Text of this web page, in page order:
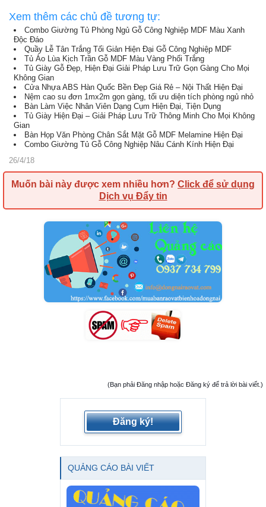
Xem thêm các chủ đề tương tự:
Combo Giường Tủ Phòng Ngủ Gỗ Công Nghiệp MDF Màu Xanh
Độc Đáo
Quầy Lễ Tân Trắng Tối Giản Hiện Đại Gỗ Công Nghiệp MDF
Tủ Áo Lùa Kịch Trần Gỗ MDF Màu Vàng Phối Trắng
Tủ Giày Gỗ Đẹp, Hiện Đại Giải Pháp Lưu Trữ Gọn Gàng Cho Mọi
Không Gian
Cửa Nhựa ABS Hàn Quốc Bền Đẹp Giá Rẻ – Nội Thất Hiện Đại
Nệm cao su đơn 1mx2m gọn gàng, tối ưu diện tích phòng ngủ nhỏ
Bàn Làm Việc Nhân Viên Dạng Cụm Hiện Đại, Tiện Dụng
Tủ Giày Hiện Đại – Giải Pháp Lưu Trữ Thông Minh Cho Mọi Không
Gian
Bàn Họp Văn Phòng Chân Sắt Mặt Gỗ MDF Melamine Hiện Đại
Combo Giường Tủ Gỗ Công Nghiệp Nâu Cánh Kính Hiện Đại
26/4/18
Muốn bài này được xem nhiều hơn? Click để sử dụng
Dịch vụ Đẩy tin
(Bạn phải Đăng nhập hoặc Đăng ký để trả lời bài viết.)
Đăng ký!
QUẢNG CÁO BÀI VIẾT